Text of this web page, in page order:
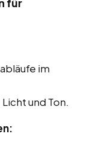
im
und Ton.